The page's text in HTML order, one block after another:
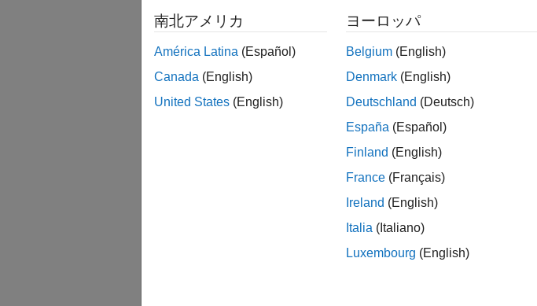
南北アメリカ
América Latina (Español)
Canada (English)
United States (English)
ヨーロッパ
Belgium (English)
Denmark (English)
Deutschland (Deutsch)
España (Español)
Finland (English)
France (Français)
Ireland (English)
Italia (Italiano)
Luxembourg (English)